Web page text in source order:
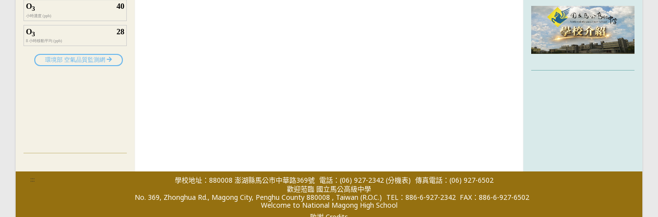
::: 學校地址：880008 澎湖縣馬公市中華路369號 電話：(06) 927-2342 (分機表) 傳真電話：(06) 927-6502
歡迎蒞臨 國立馬公高級中學
No. 369, Zhonghua Rd., Magong City, Penghu County 880008 , Taiwan (R.O.C.) TEL：886-6-927-2342 FAX：886-6-927-6502
Welcome to National Magong High School